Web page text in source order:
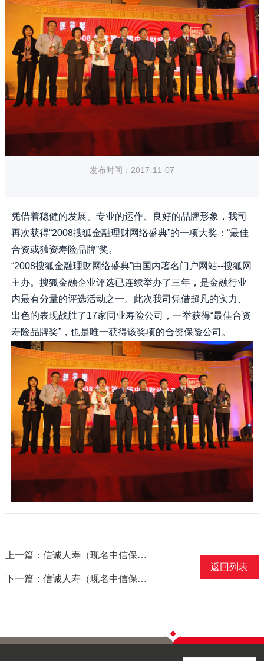
发布时间：2017-11-07
凭借着稳健的发展、专业的运作、良好的品牌形象，我司
再次获得“2008搜狐金融理财网络盛典”的一项大奖：“最佳
合资或独资寿险品牌”奖。
“2008搜狐金融理财网络盛典”由国内著名门户网站--搜狐网
主办。搜狐金融企业评选已连续举办了三年，是金融行业
内最有分量的评选活动之一。此次我司凭借超凡的实力、
出色的表现战胜了17家同业寿险公司，一举获得“最佳合资
寿险品牌奖”，也是唯一获得该奖项的合资保险公司。
上一篇：信诚人寿（现名中信保诚人寿）获得“2008年度最受信赖保险公司”大奖
下一篇：信诚人寿（现名中信保诚人寿）获得“2008年中国10大最佳保险公司”称号
返回列表